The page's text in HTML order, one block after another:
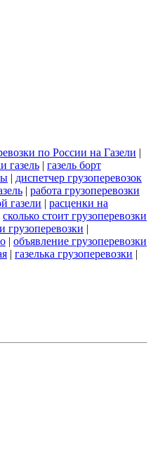
по России на Газели |
газель | газель борт
| диспетчер грузоперевозок
| работа грузоперевозки
газели | расценки на
сколько стоит грузоперевозки
грузоперевозки |
| объявление грузоперевозки
| газелька грузоперевозки |